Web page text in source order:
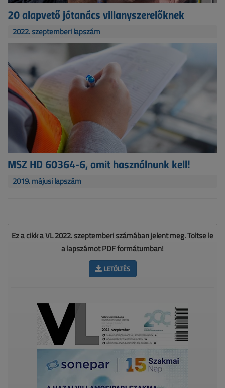
20 alapvető jótanács villanyszerelőknek
2022. szeptemberi lapszám
MSZ HD 60364-6, amit használnunk kell!
2019. májusi lapszám
Ez a cikk a VL 2022. szeptemberi számában jelent meg. Töltse le
a lapszámot PDF formátumban!
LETÖLTÉS